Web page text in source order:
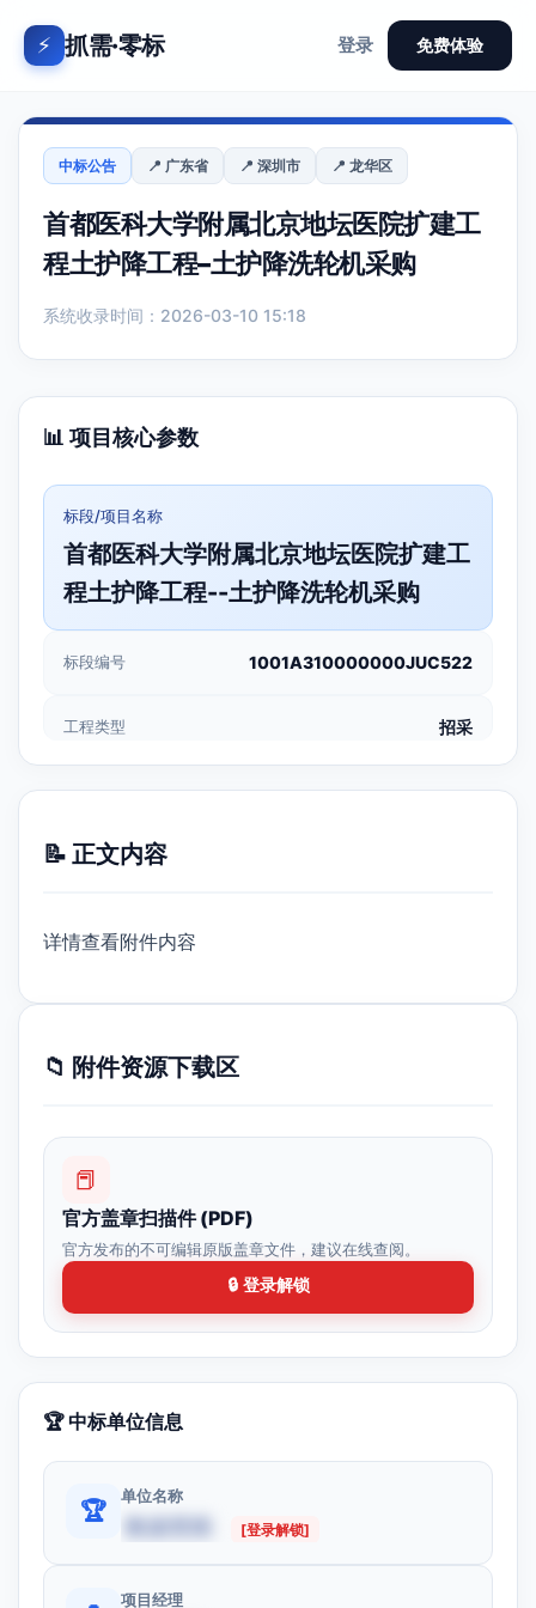
⚡ 抓需·零标 登录 免费体验
中标公告 📍 广东省 📍 深圳市 📍 龙华区
首都医科大学附属北京地坛医院扩建工
程土护降工程–土护降洗轮机采购
系统收录时间：2026-03-10 15:18
📊 项目核心参数
标段/项目名称
首都医科大学附属北京地坛医院扩建工
程土护降工程--土护降洗轮机采购
标段编号 1001A310000000JUC522
工程类型 招采
📝 正文内容
详情查看附件内容
📁 附件资源下载区
📕
官方盖章扫描件 (PDF)
官方发布的不可编辑原版盖章文件，建议在线查阅。
🔒 登录解锁
🏆 中标单位信息
🏆
单位名称
[登录解锁]
项目经理